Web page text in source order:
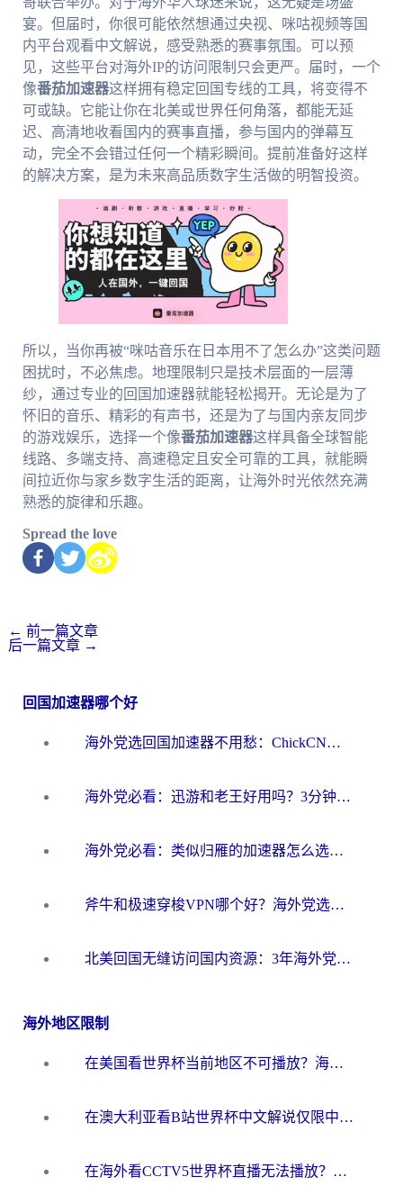
宴。但届时，你很可能依然想通过央视、咪咕视频等国
内平台观看中文解说，感受熟悉的赛事氛围。可以预
见，这些平台对海外IP的访问限制只会更严。届时，一个
像番茄加速器这样拥有稳定回国专线的工具，将变得不
可或缺。它能让你在北美或世界任何角落，都能无延
迟、高清地收看国内的赛事直播，参与国内的弹幕互
动，完全不会错过任何一个精彩瞬间。提前准备好这样
的解决方案，是为未来高品质数字生活做的明智投资。
所以，当你再被“咪咕音乐在日本用不了怎么办”这类问题
困扰时，不必焦虑。地理限制只是技术层面的一层薄
纱，通过专业的回国加速器就能轻松揭开。无论是为了
怀旧的音乐、精彩的有声书，还是为了与国内亲友同步
的游戏娱乐，选择一个像番茄加速器这样具备全球智能
线路、多端支持、高速稳定且安全可靠的工具，就能瞬
间拉近你与家乡数字生活的距离，让海外时光依然充满
熟悉的旋律和乐趣。
Spread the love
← 前一篇文章
后一篇文章 →
回国加速器哪个好
海外党选回国加速器不用愁：ChickCN和洞见哪个好？一篇搞定所有疑问
海外党必看：迅游和老王好用吗？3分钟选对加速国内网络的加速器
海外党必看：类似归雁的加速器怎么选？一篇搞定无缝访问国内资源
斧牛和极速穿梭VPN哪个好？海外党选回国加速器必看的真实对比与避坑指南
北美回国无缝访问国内资源：3年海外党亲测的加速器选择指南
海外地区限制
在美国看世界杯当前地区不可播放？海外党体育观赛终极指南来了！
在澳大利亚看B站世界杯中文解说仅限中国大陆？这篇指南帮你打破限制看遍赛事
在海外看CCTV5世界杯直播无法播放？这篇指南让你和国内球迷同步呐喊